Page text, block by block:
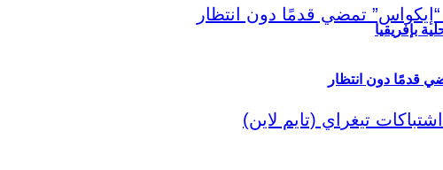
بإفريقيا